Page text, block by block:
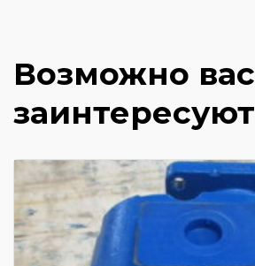
Возможно вас
заинтересуют